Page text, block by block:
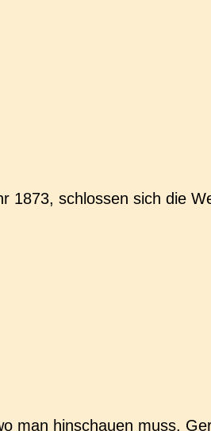
1873, schlos­sen sich die
man hin­schau­en muss.